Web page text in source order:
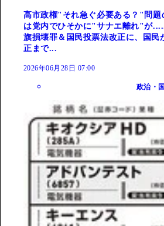
高市政権"それ急ぐ必要ある？"問題
は党内でひそかに"サナエ離れ"が
旗損壊罪＆国民投票法改正に、国民
正まで...
2026年06月28日 07:00
政治・